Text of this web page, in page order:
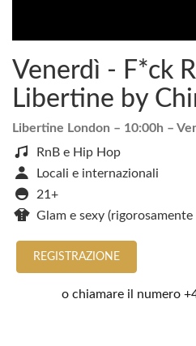
Venerdì - F*ck
Libertine by
Libertine London – 10:00h –
RnB e Hip Hop
Locali e internazionali
21+
Glam e sexy
REGISTRAZIONE
o chiamare il numero